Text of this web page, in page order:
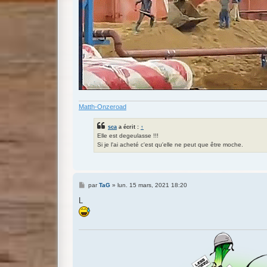
Matth-Onzeroad
sca a écrit : ↑
Elle est degeulasse !!!
Si je l'ai acheté c'est qu'elle ne peut que être moche.
M
s
a
parTaG» lun. 15 mars, 2021 18:20
L